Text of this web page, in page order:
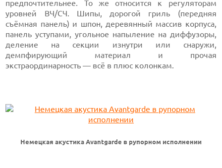
предпочтительнее. То же относится к регуляторам
уровней ВЧ/СЧ. Шипы, дорогой гриль (передняя
съёмная панель) и шпон, деревянный массив корпуса,
панель уступами, угольное напыление на диффузоры,
деление на секции изнутри или снаружи,
демпфирующий материал и прочая
экстраординарность — всё в плюс колонкам.
Немецкая акустика Avantgarde в рупорном исполнении